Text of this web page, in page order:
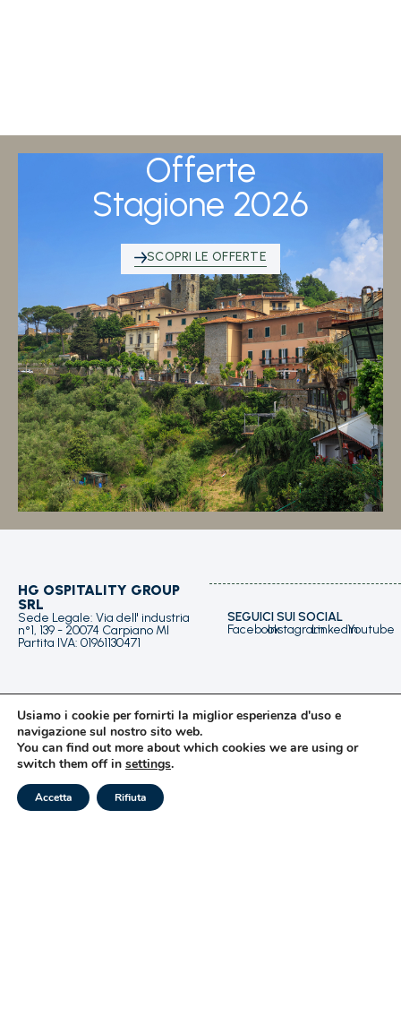
PRENOTA ORA
MAIL
WHATSAPP
Offerte
Stagione 2026
SCOPRI LE OFFERTE
HG OSPITALITY GROUP
SRL
Sede Legale: Via dell' industria
n°1, 139 - 20074 Carpiano MI
Partita IVA: 01961130471
info@italianhotelgroup.it
+39 055 09 80
027
SEGUICI SUI SOCIAL
FacebookInstagramLinkedinYoutube
Usiamo i cookie per fornirti la miglior esperienza d'uso e
navigazione sul nostro sito web.
You can find out more about which cookies we are using or
switch them off in settings.
Accetta Rifiuta